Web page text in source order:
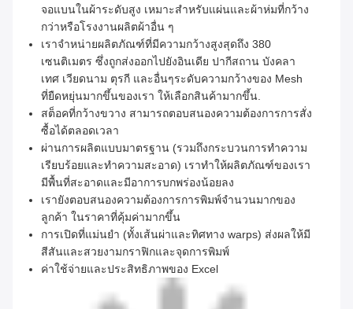
จอแบนในผ้าระดับสูง เหมาะสําหรับแผ่นและผ้าห่มที่กว้าง
กว่าหรือโรงงานผลิตผ้าอื่น ๆ
เราจําหน่ายผลิตภัณฑ์ที่มีความกว้างสูงสุดถึง 380
เซนติเมตร ซึ่งถูกส่งออกไปยังอินเดีย ปากีสถาน บังคลา
เทศ เวียดนาม ตุรกี และอื่นๆระดับความกว้างของ Mesh
ที่ยืดหยุ่นมากขึ้นของเรา ให้เลือกสินค้ามากขึ้น.
สต็อคที่กว้างขวาง สามารถตอบสนองความต้องการการสั่ง
ซื้อได้ตลอดเวลา
ผ่านการผลิตแบบมาตรฐาน (รวมถึงกระบวนการทําความ
เรียบร้อยและทําความสะอาด) เราทําให้ผลิตภัณฑ์ของเรา
มีพื้นที่สะอาดและมีอาการบกพร่องน้อยลง
เรายังตอบสนองความต้องการการพิมพ์จํานวนมากของ
ลูกค้า ในราคาที่คุ้มค่ามากขึ้น
การเปิดที่แม่นยํา (ทั้งเส้นผ่าและทิศทาง warps) ส่งผลให้มี
สีสันและสวยงามกราฟิกและจุดการพิมพ์
ค่าใช้จ่ายและประสิทธิภาพของ Excel